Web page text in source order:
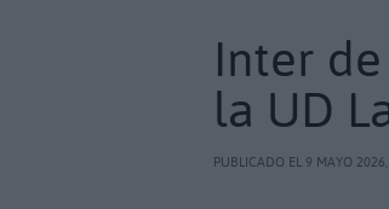
Inter
la UD
PUBLICADO EL 9 MAYO